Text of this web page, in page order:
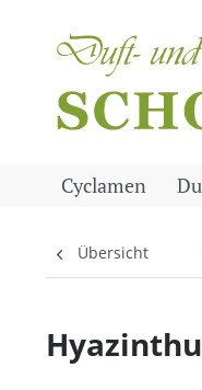
Cyclamen
Übersicht